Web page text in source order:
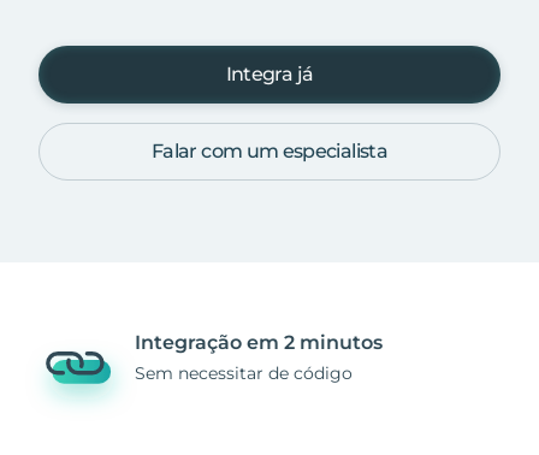
Integra já
Falar com um especialista
Integração em 2 minutos
Sem necessitar de código